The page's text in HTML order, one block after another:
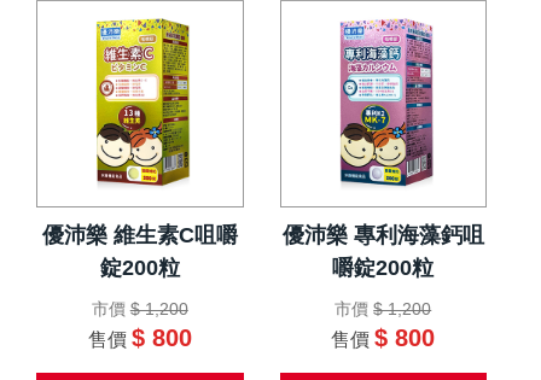
優沛樂 維生素C咀嚼
錠200粒
市價 $ 1,200
售價 $ 800
優沛樂 專利海藻鈣咀
嚼錠200粒
市價 $ 1,200
售價 $ 800